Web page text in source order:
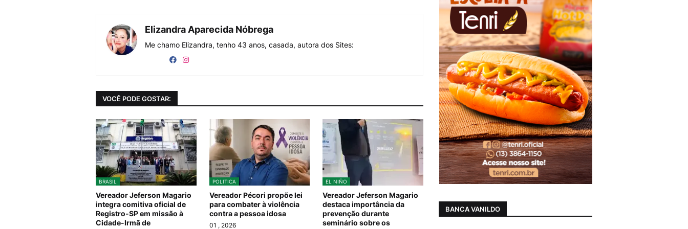
Elizandra Aparecida Nóbrega
Me chamo Elizandra, tenho 43 anos, casada, autora dos Sites:
VOCÊ PODE GOSTAR:
BRASIL
Vereador Jeferson Magario
integra comitiva oficial de
Registro-SP em missão à
Cidade-Irmã de
POLITICA
Vereador Pécori propõe lei
para combater à violência
contra a pessoa idosa
01 , 2026
EL NIÑO
Vereador Jeferson Magario
destaca importância da
prevenção durante
seminário sobre os
BANCA VANILDO